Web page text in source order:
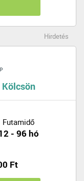
Hirdetés
Futamidő
- 96 hó
Ft